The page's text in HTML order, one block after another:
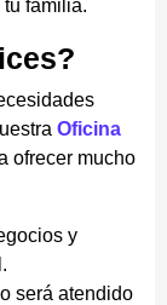
familia.
Oficina
ofrecer mucho
y
será atendido